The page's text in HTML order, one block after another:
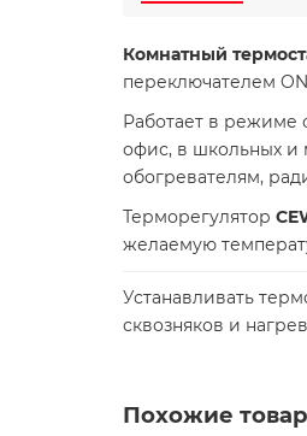
Комнатный
переключателем
Работает в режиме
офис, в школьных и
обогревателям,
Терморегулятор
желаемую
Устанавливать
сквозняков и
Похожие